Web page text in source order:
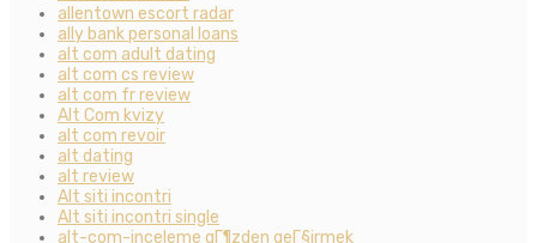
allentown escort radar
ally bank personal loans
alt com adult dating
alt com cs review
alt com fr review
Alt Com kvizy
alt com revoir
alt dating
alt review
Alt siti incontri
Alt siti incontri single
alt-com-inceleme gГ¶zden geГ§irmek